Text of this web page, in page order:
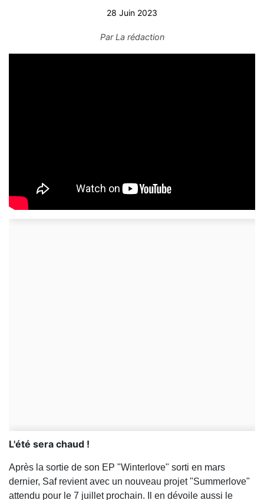
28 Juin 2023
ParLa rédaction
L'été sera chaud !
Après la sortie de son EP "Winterlove" sorti en mars
dernier, Saf revient avec un nouveau projet "Summerlove"
attendu pour le 7 juillet prochain. Il en dévoile aussi le